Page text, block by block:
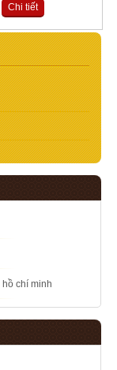
Chi tiết
chí minh